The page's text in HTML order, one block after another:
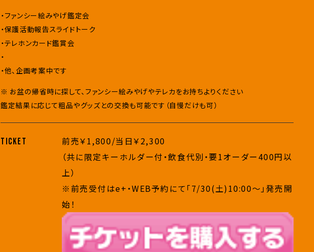
・ファンシー絵みやげ鑑定会
・保護活動報告スライドトーク
・テレホンカード鑑賞会
・
・他、企画考案中です
※ お盆の帰省時に探して、ファンシー絵みやげやテレカをお持ちよりください
鑑定結果に応じて粗品やグッズとの交換も可能です（自慢だけも可）
TICKET
前売￥1,800/当日￥2,300
（共に限定キーホルダー付・飲食代別・要1オーダー400円以
上）
※前売受付はe+・WEB予約にて「7/30(土)10:00～」発売開
始！